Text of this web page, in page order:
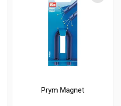
Prym Magnet